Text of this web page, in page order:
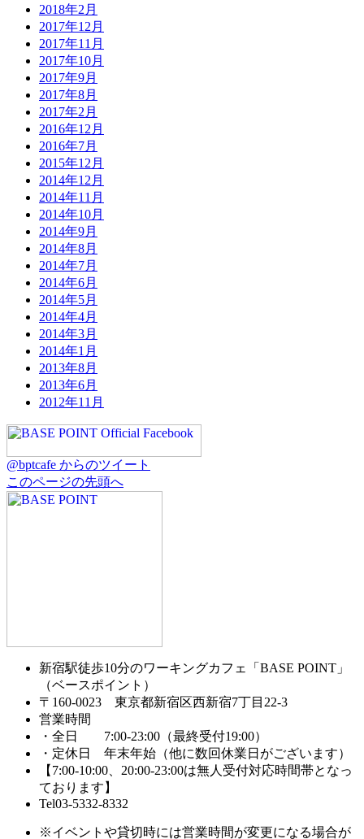
2018年2月
2017年12月
2017年11月
2017年10月
2017年9月
2017年8月
2017年2月
2016年12月
2016年7月
2015年12月
2014年12月
2014年11月
2014年10月
2014年9月
2014年8月
2014年7月
2014年6月
2014年5月
2014年4月
2014年3月
2014年1月
2013年8月
2013年6月
2012年11月
@bptcafe からのツイート
このページの先頭へ
新宿駅徒歩10分のワーキングカフェ「BASE POINT」
（ベースポイント）
〒160-0023 東京都新宿区西新宿7丁目22-3
営業時間
・全日 7:00-23:00（最終受付19:00）
・定休日 年末年始（他に数回休業日がございます）
【7:00-10:00、20:00-23:00は無人受付対応時間帯となっ
ております】
Tel03-5332-8332
※イベントや貸切時には営業時間が変更になる場合が